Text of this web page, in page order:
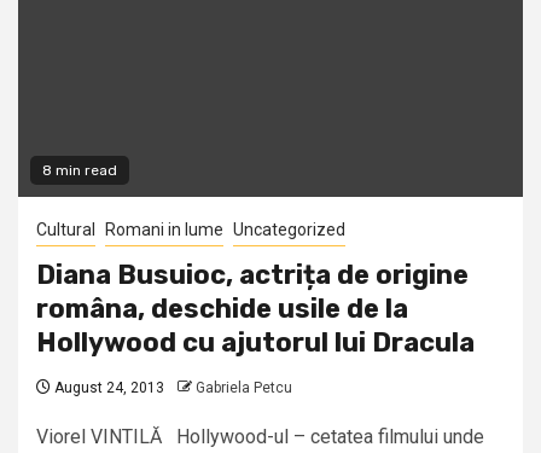
8 min read
Cultural Romani in lume Uncategorized
Diana Busuioc, actrița de origine
româna, deschide usile de la
Hollywood cu ajutorul lui Dracula
August 24, 2013 Gabriela Petcu
Viorel VINTILĂ Hollywood-ul – cetatea filmului unde